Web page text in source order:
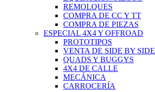
REMOLQUES
COMPRA DE CC Y TT
COMPRA DE PIEZAS
ESPECIAL 4X4 Y OFFROAD
PROTOTIPOS
VENTA DE SIDE BY SIDE
QUADS Y BUGGYS
4X4 DE CALLE
MECÁNICA
CARROCERÍA